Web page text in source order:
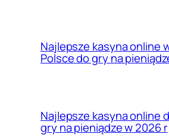
Najlepsze kasyna online
Polsce do gry na
Najlepsze kasyna online
gry na pieniądze w 2026 r